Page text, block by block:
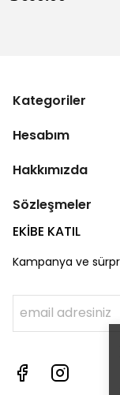
Kategoriler
Hesabım
Hakkımızda
Sözleşmeler
EKİBE KATIL
Kampanya ve